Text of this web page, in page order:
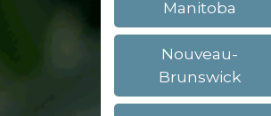
Manitoba
Nouveau-
Brunswick